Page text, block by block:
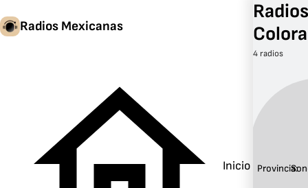
Radios Mexicanas
Inicio
4 radios
Provincia: